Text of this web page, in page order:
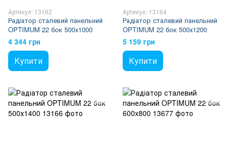
Артикул: 13162
Радіатор сталевий панельний
OPTIMUM 22 бок 500х1000
4 344 грн
Купити
Артикул: 13164
Радіатор сталевий панельний
OPTIMUM 22 бок 500х1200
5 159 грн
Купити